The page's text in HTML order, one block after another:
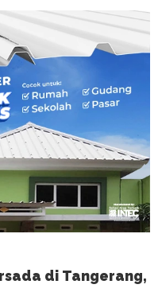
di Tangerang,